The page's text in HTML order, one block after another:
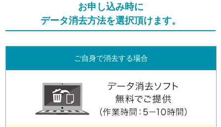
お申し込み時に
データ消去方法を選択頂けます。
ご自身で消去する場合